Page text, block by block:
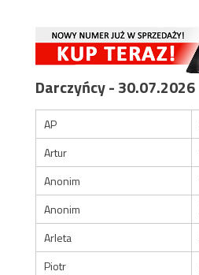
Darczyńcy - 30.07.2026
AP
Artur
Anonim
Anonim
Arleta
Piotr